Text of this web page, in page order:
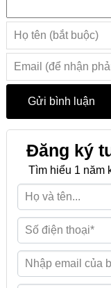
Đăng ký
Tìm hiểu 1 năm